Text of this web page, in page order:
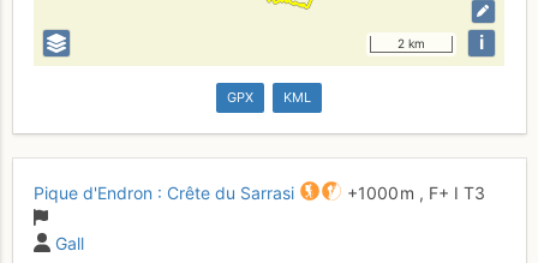
2 km i
GPX KML
Pique d'Endron : Crête du Sarrasi +1000 m , F+ I T3
Gall